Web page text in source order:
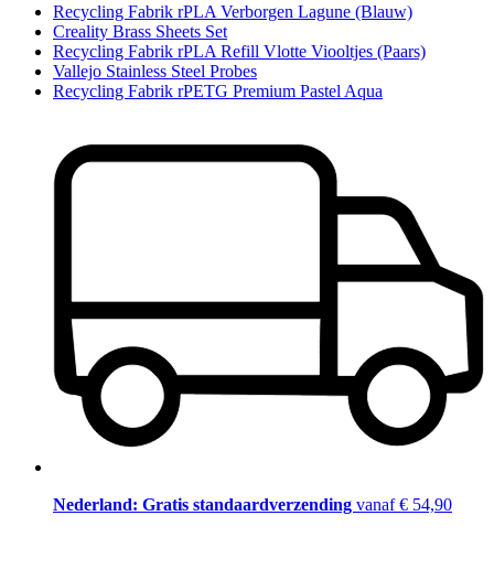
Recycling Fabrik rPLA Verborgen Lagune (Blauw)
Creality Brass Sheets Set
Recycling Fabrik rPLA Refill Vlotte Viooltjes (Paars)
Vallejo Stainless Steel Probes
Recycling Fabrik rPETG Premium Pastel Aqua
Nederland: Gratis standaardverzending vanaf € 54,90